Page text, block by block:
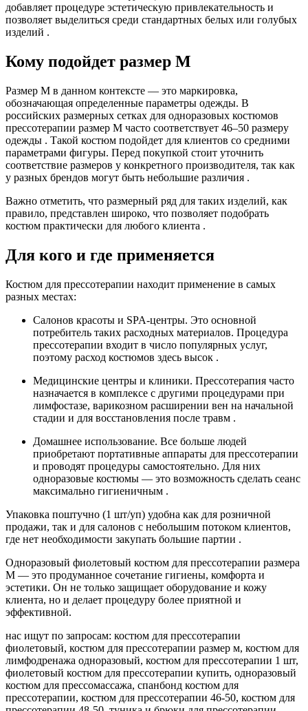
добавляет процедуре эстетическую привлекательность и
позволяет выделиться среди стандартных белых или голубых
изделий .
Кому подойдет размер М
Размер М в данном контексте — это маркировка,
обозначающая определенные параметры одежды. В
российских размерных сетках для одноразовых костюмов
прессотерапии размер М часто соответствует 46–50 размеру
одежды . Такой костюм подойдет для клиентов со средними
параметрами фигуры. Перед покупкой стоит уточнить
соответствие размеров у конкретного производителя, так как
у разных брендов могут быть небольшие различия .
Важно отметить, что размерный ряд для таких изделий, как
правило, представлен широко, что позволяет подобрать
костюм практически для любого клиента .
Для кого и где применяется
Костюм для прессотерапии находит применение в самых
разных местах:
Салонов красоты и SPA-центры. Это основной
потребитель таких расходных материалов. Процедура
прессотерапии входит в число популярных услуг,
поэтому расход костюмов здесь высок .
Медицинские центры и клиники. Прессотерапия часто
назначается в комплексе с другими процедурами при
лимфостазе, варикозном расширении вен на начальной
стадии и для восстановления после травм .
Домашнее использование. Все больше людей
приобретают портативные аппараты для прессотерапии
и проводят процедуры самостоятельно. Для них
одноразовые костюмы — это возможность сделать сеанс
максимально гигиеничным .
Упаковка поштучно (1 шт/уп) удобна как для розничной
продажи, так и для салонов с небольшим потоком клиентов,
где нет необходимости закупать большие партии .
Одноразовый фиолетовый костюм для прессотерапии размера
М — это продуманное сочетание гигиены, комфорта и
эстетики. Он не только защищает оборудование и кожу
клиента, но и делает процедуру более приятной и
эффективной.
нас ищут по запросам: костюм для прессотерапии
фиолетовый, костюм для прессотерапии размер м, костюм для
лимфодренажа одноразовый, костюм для прессотерапии 1 шт,
фиолетовый костюм для прессотерапии купить, одноразовый
костюм для прессомассажа, спанбонд костюм для
прессотерапии, костюм для прессотерапии 46-50, костюм для